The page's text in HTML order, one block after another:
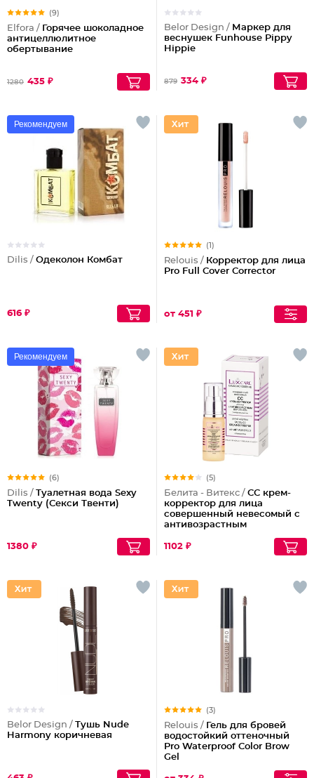
(9)
Elfora / Горячее шоколадное
антицеллюлитное
обертывание
1280 435 ₽
Belor Design / Маркер для
веснушек Funhouse Pippy
Hippie
879 334 ₽
Рекомендуем
Dilis / Одеколон Комбат
616 ₽
(1)
Relouis / Корректор для лица
Pro Full Cover Corrector
от 451 ₽
Рекомендуем
(6)
Dilis / Туалетная вода Sexy
Twenty (Секси Твенти)
1380 ₽
(5)
Белита - Витекс / СС крем-
корректор для лица
совершенный невесомый с
антивозрастным
1102 ₽
Belor Design / Тушь Nude
Harmony коричневая
(3)
Relouis / Гель для бровей
водостойкий оттеночный
Pro Waterproof Color Brow
Gel